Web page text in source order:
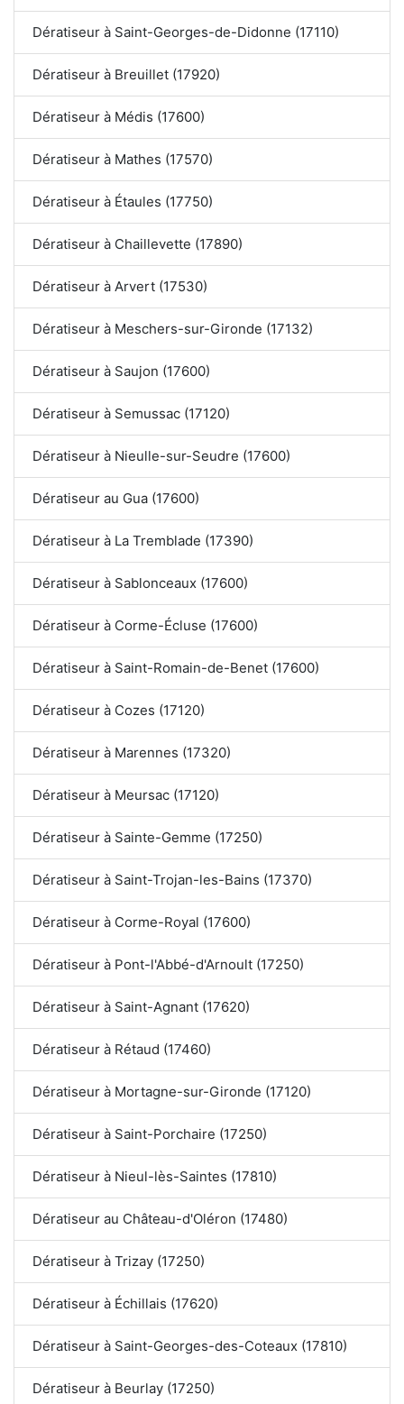
Dératiseur à Saint-Georges-de-Didonne (17110)
Dératiseur à Breuillet (17920)
Dératiseur à Médis (17600)
Dératiseur à Mathes (17570)
Dératiseur à Étaules (17750)
Dératiseur à Chaillevette (17890)
Dératiseur à Arvert (17530)
Dératiseur à Meschers-sur-Gironde (17132)
Dératiseur à Saujon (17600)
Dératiseur à Semussac (17120)
Dératiseur à Nieulle-sur-Seudre (17600)
Dératiseur au Gua (17600)
Dératiseur à La Tremblade (17390)
Dératiseur à Sablonceaux (17600)
Dératiseur à Corme-Écluse (17600)
Dératiseur à Saint-Romain-de-Benet (17600)
Dératiseur à Cozes (17120)
Dératiseur à Marennes (17320)
Dératiseur à Meursac (17120)
Dératiseur à Sainte-Gemme (17250)
Dératiseur à Saint-Trojan-les-Bains (17370)
Dératiseur à Corme-Royal (17600)
Dératiseur à Pont-l'Abbé-d'Arnoult (17250)
Dératiseur à Saint-Agnant (17620)
Dératiseur à Rétaud (17460)
Dératiseur à Mortagne-sur-Gironde (17120)
Dératiseur à Saint-Porchaire (17250)
Dératiseur à Nieul-lès-Saintes (17810)
Dératiseur au Château-d'Oléron (17480)
Dératiseur à Trizay (17250)
Dératiseur à Échillais (17620)
Dératiseur à Saint-Georges-des-Coteaux (17810)
Dératiseur à Beurlay (17250)